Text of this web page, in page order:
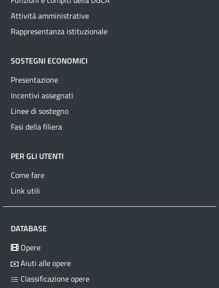
Attività amministrative
Rappresentanza istituzionale
SOSTEGNI ECONOMICI
Presentazione
Incentivi assegnati
Linee di sostegno
Fasi della filiera
PER GLI UTENTI
Come fare
Link utili
DATABASE
Opere
Aiuti alle opere
Classificazione opere